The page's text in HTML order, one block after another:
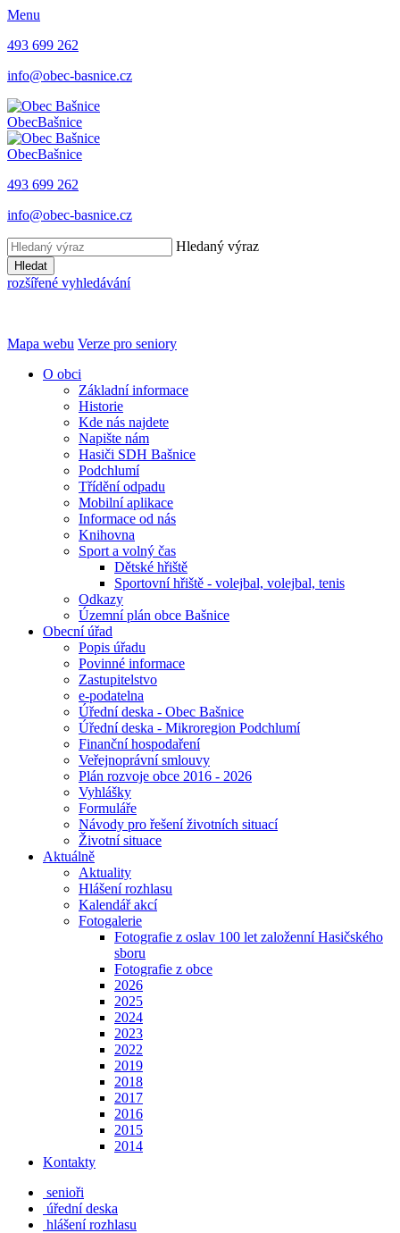
Menu
493 699 262
info@obec-basnice.cz
ObecBašnice
ObecBašnice
493 699 262
info@obec-basnice.cz
Hledaný výraz
Hledat
rozšířené vyhledávání
Mapa webu Verze pro seniory
O obci
Základní informace
Historie
Kde nás najdete
Napište nám
Hasiči SDH Bašnice
Podchlumí
Třídění odpadu
Mobilní aplikace
Informace od nás
Knihovna
Sport a volný čas
Dětské hřiště
Sportovní hřiště - volejbal, volejbal, tenis
Odkazy
Územní plán obce Bašnice
Obecní úřad
Popis úřadu
Povinné informace
Zastupitelstvo
e-podatelna
Úřední deska - Obec Bašnice
Úřední deska - Mikroregion Podchlumí
Finanční hospodaření
Veřejnoprávní smlouvy
Plán rozvoje obce 2016 - 2026
Vyhlášky
Formuláře
Návody pro řešení životních situací
Životní situace
Aktuálně
Aktuality
Hlášení rozhlasu
Kalendář akcí
Fotogalerie
Fotografie z oslav 100 let založenní Hasičského
sboru
Fotografie z obce
2026
2025
2024
2023
2022
2019
2018
2017
2016
2015
2014
Kontakty
senioři
úřední deska
hlášení rozhlasu